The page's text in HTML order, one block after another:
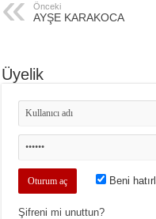
Önceki
AYŞE KARAKOCA
Üyelik
Beni
Şifreni mi unuttun?